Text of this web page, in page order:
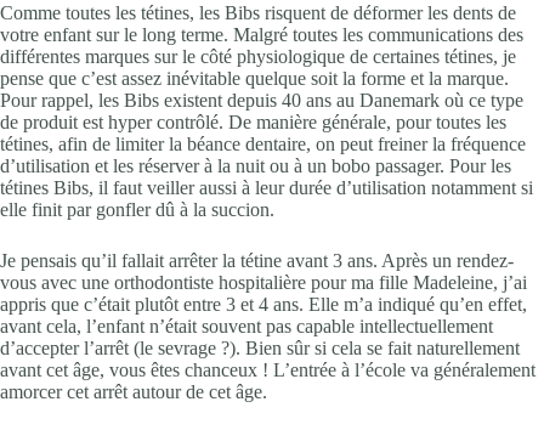
Comme toutes les tétines, les Bibs risquent de déformer les dents de
votre enfant sur le long terme. Malgré toutes les communications des
différentes marques sur le côté physiologique de certaines tétines, je
pense que c’est assez inévitable quelque soit la forme et la marque.
Pour rappel, les Bibs existent depuis 40 ans au Danemark où ce type
de produit est hyper contrôlé. De manière générale, pour toutes les
tétines, afin de limiter la béance dentaire, on peut freiner la fréquence
d’utilisation et les réserver à la nuit ou à un bobo passager. Pour les
tétines Bibs, il faut veiller aussi à leur durée d’utilisation notamment si
elle finit par gonfler dû à la succion.
Je pensais qu’il fallait arrêter la tétine avant 3 ans. Après un rendez-
vous avec une orthodontiste hospitalière pour ma fille Madeleine, j’ai
appris que c’était plutôt entre 3 et 4 ans. Elle m’a indiqué qu’en effet,
avant cela, l’enfant n’était souvent pas capable intellectuellement
d’accepter l’arrêt (le sevrage ?). Bien sûr si cela se fait naturellement
avant cet âge, vous êtes chanceux ! L’entrée à l’école va généralement
amorcer cet arrêt autour de cet âge.